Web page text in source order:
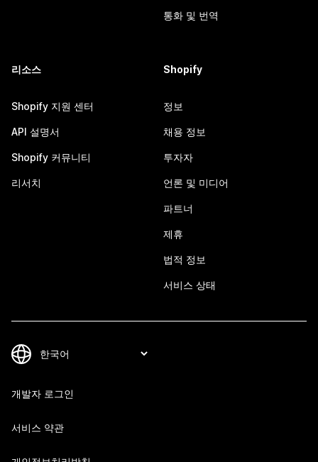
통화 및 번역
리소스
Shopify 지원 센터
API 설명서
Shopify 커뮤니티
리서치
Shopify
정보
채용 정보
투자자
언론 및 미디어
파트너
제휴
법적 정보
서비스 상태
개발자 로그인
서비스 약관